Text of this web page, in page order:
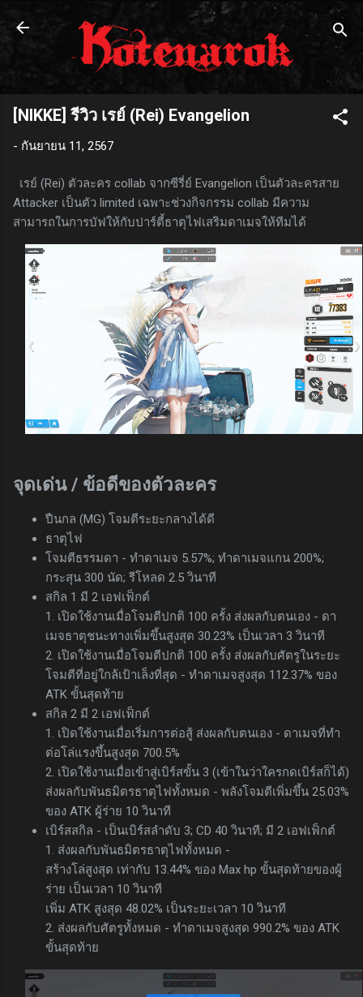
ข้ามไปที่เนื้อหาหลัก
[NIKKE] รีวิว เรย์ (Rei) Evangelion
- กันยายน 11, 2567
เรย์ (Rei) ตัวละคร collab จากซีรี่ย์ Evangelion เป็นตัวละครสาย
Attacker เป็นตัว limited เฉพาะช่วงกิจกรรม collab มีความ
สามารถในการบัฟให้กับปาร์ตี้ธาตุไฟเสริมดาเมจให้ทีมได้
จุดเด่น / ข้อดีของตัวละคร
ปืนกล (MG) โจมตีระยะกลางได้ดี
ธาตุไฟ
โจมตีธรรมดา - ทำดาเมจ 5.57%; ทำดาเมจแกน 200%;
กระสุน 300 นัด; รีโหลด 2.5 วินาที
สกิล 1 มี 2 เอฟเฟ็กต์
1. เปิดใช้งานเมื่อโจมตีปกติ 100 ครั้ง ส่งผลกับตนเอง - ดา
เมจธาตุชนะทางเพิ่มขึ้นสูงสุด 30.23% เป็นเวลา 3 วินาที
2. เปิดใช้งานเมื่อโจมตีปกติ 100 ครั้ง ส่งผลกับศัตรูในระยะ
โจมตีที่อยู่ใกล้เป้าเล็งที่สุด - ทำดาเมจสูงสุด 112.37% ของ
ATK ขั้นสุดท้าย
สกิล 2 มี 2 เอฟเฟ็กต์
1. เปิดใช้งานเมื่อเริ่มการต่อสู้ ส่งผลกับตนเอง - ดาเมจที่ทำ
ต่อโล่แรงขึ้นสูงสุด 700.5%
2. เปิดใช้งานเมื่อเข้าสู่เบิร์สขั้น 3 (เข้าในว่าใครกดเบิร์สก็ได้)
ส่งผลกับพันธมิตรธาตุไฟทั้งหมด - พลังโจมตีเพิ่มขึ้น 25.03%
ของ ATK ผู้ร่าย 10 วินาที
เบิร์สสกิล - เป็นเบิร์สลำดับ 3; CD 40 วินาที; มี 2 เอฟเฟ็กต์
1. ส่งผลกับพันธมิตรธาตุไฟทั้งหมด -
สร้างโล่สูงสุด เท่ากับ 13.44% ของ Max hp ขั้นสุดท้ายของผู้
ร่าย เป็นเวลา 10 วินาที
เพิ่ม ATK สูงสุด 48.02% เป็นระยะเวลา 10 วินาที
2. ส่งผลกับศัตรูทั้งหมด - ทำดาเมจสูงสุด 990.2% ของ ATK
ขั้นสุดท้าย